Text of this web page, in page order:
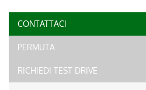
CONTATTACI
PERMUTA
RICHIEDI TEST DRIVE